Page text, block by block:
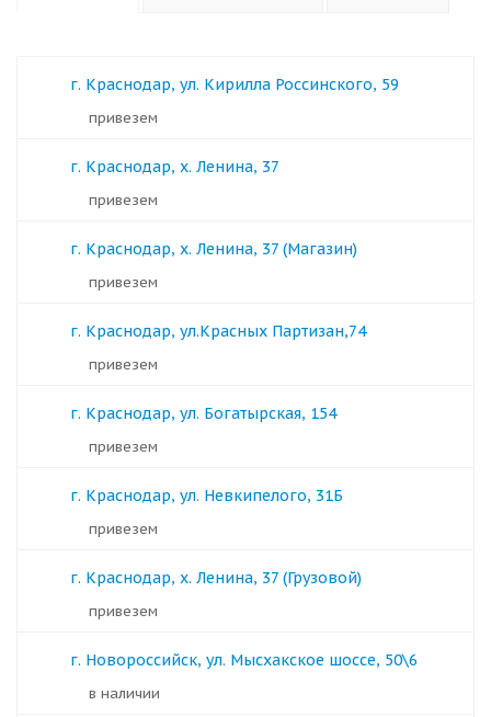
г. Краснодар, ул. Кирилла Россинского, 59
Привезем
г. Краснодар, х. Ленина, 37
Привезем
г. Краснодар, х. Ленина, 37 (Магазин)
Привезем
г. Краснодар, ул.Красных Партизан,74
Привезем
г. Краснодар, ул. Богатырская, 154
Привезем
г. Краснодар, ул. Невкипелого, 31Б
Привезем
г. Краснодар, х. Ленина, 37 (Грузовой)
Привезем
г. Новороссийск, ул. Мысхакское шоссе, 50\6
в наличии